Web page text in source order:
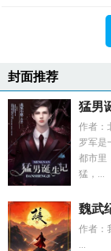
封面推荐
猛男
作者：
罗军是
都市里
猛，...
魏武
作者：
...